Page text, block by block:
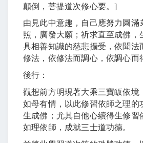
顛倒，菩提道次修心要。]
由見此中意趣，自己應努力圓滿
照，廣發大願；祈求直至成佛，
具相善知識的慈悲攝受，依聞法
修法，依修法而調心，依調心而
後行：
觀想前方明現著大乘三寶皈依境
如母有情，以此修習依師之理的
生成佛；尤其自他心續得生修習
如理依師，成就三士道功德。